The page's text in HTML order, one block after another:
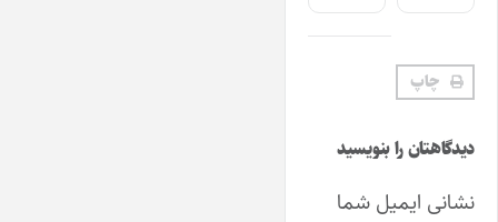
چاپ
دیدگاهتان را بنویسید
نشانی ایمیل شما